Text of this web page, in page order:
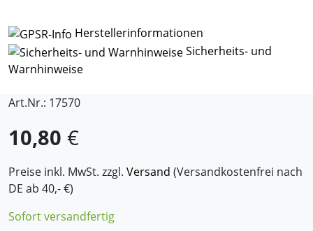
Herstellerinformationen
Sicherheits- und
Warnhinweise
Art.Nr.: 17570
10,80 €
Preise inkl. MwSt. zzgl. Versand (Versandkostenfrei nach
DE ab 40,- €)
Sofort versandfertig